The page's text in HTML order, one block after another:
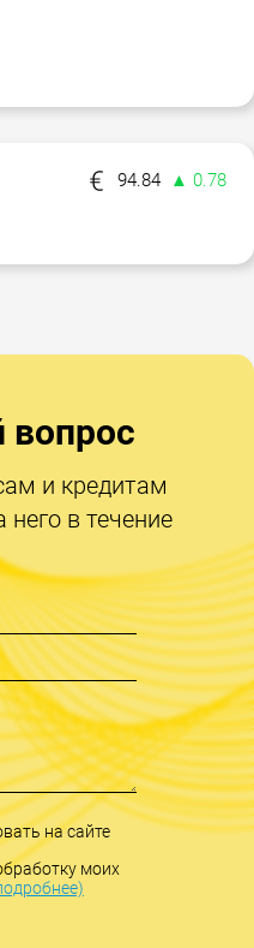
94.84
▲ 0.78
вопрос
и кредитам
него в течение
на сайте
моих